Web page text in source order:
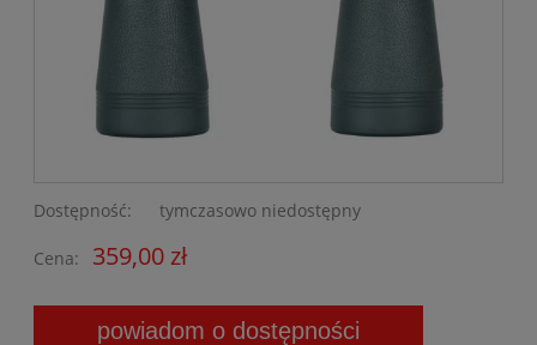
Dostępność: tymczasowo niedostępny
Cena: 359,00 zł
powiadom o dostępności